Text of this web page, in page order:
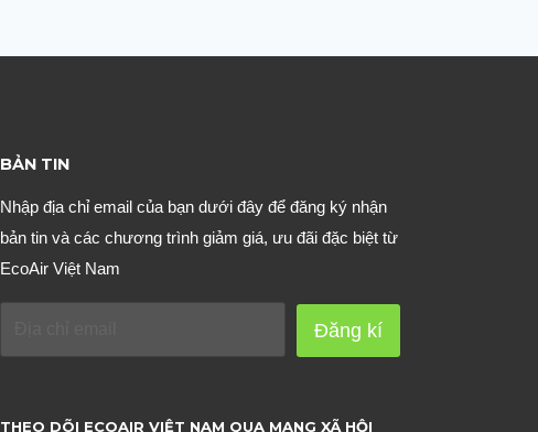
BẢN TIN
Nhập địa chỉ email của bạn dưới đây để đăng ký nhận
bản tin và các chương trình giảm giá, ưu đãi đặc biệt từ
EcoAir Việt Nam
Đăng kí
THEO DÕI ECOAIR VIỆT NAM QUA MẠNG XÃ HỘI